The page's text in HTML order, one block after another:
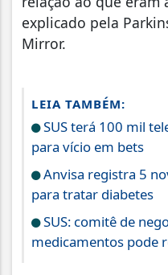
explicado pela
Mirror.
LEIA TAMBÉM:
SUS terá 100 mil
para vício em bets
Anvisa registra 5
para tratar diabetes
SUS: comitê de
medicamentos pode